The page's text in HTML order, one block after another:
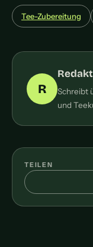
Tee-Zubereitung
R
Schreibt
und
TEILEN